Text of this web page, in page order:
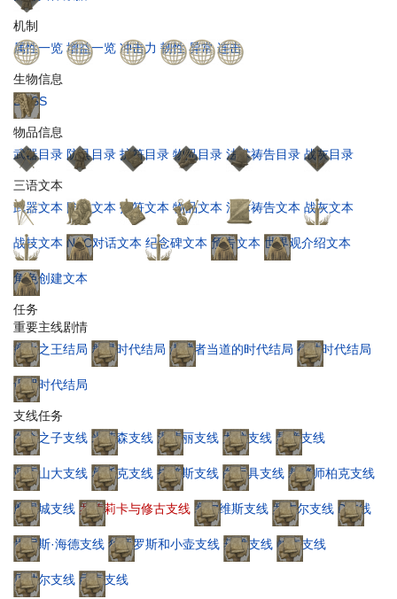
机制
属性一览 增益一览 冲击力 韧性 异常 连击
生物信息
BOSS
物品信息
武器目录 防具目录 护符目录 物品目录 法术祷告目录 战灰目录
三语文本
武器文本 防具文本 护符文本 物品文本 法术祷告文本 战灰文本
战技文本 NPC对话文本 纪念碑文本 预告文本 世界观介绍文本
角色创建文本
任务
重要主线剧情
癫火之王结局 群星时代结局 潜藏者当道的时代结局 律法时代结局
诅咒时代结局
支线任务
白金之子支线 米莉森支线 涅斐丽支线 尤拉支线 瑟濂支线
亚历山大支线 葛托克支线 托普斯支线 白面具支线 裁缝师柏克支线
摩恩城支线 罗德莉卡与修古支线 塞尔维斯支线 罗杰尔支线 D支线
肯尼斯·海德支线 狄亚罗斯和小壶支线 菈雅支线 帕奇支线
贝纳尔支线 巨壶支线